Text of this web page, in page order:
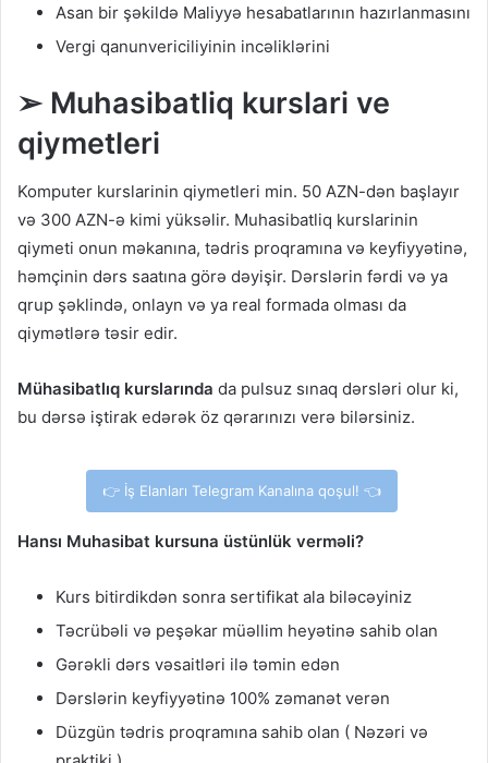
Asan bir şəkildə Maliyyə hesabatlarının hazırlanmasını
Vergi qanunvericiliyinin incəliklərini
➢ Muhasibatliq kurslari ve
qiymetleri
Komputer kurslarinin qiymetleri min. 50 AZN-dən başlayır
və 300 AZN-ə kimi yüksəlir. Muhasibatliq kurslarinin
qiymeti onun məkanına, tədris proqramına və keyfiyyətinə,
həmçinin dərs saatına görə dəyişir. Dərslərin fərdi və ya
qrup şəklində, onlayn və ya real formada olması da
qiymətlərə təsir edir.
Mühasibatlıq kurslarında da pulsuz sınaq dərsləri olur ki,
bu dərsə iştirak edərək öz qərarınızı verə bilərsiniz.
👉 İş Elanları Telegram Kanalına qoşul! 👈
Hansı Muhasibat kursuna üstünlük verməli?
Kurs bitirdikdən sonra sertifikat ala biləcəyiniz
Təcrübəli və peşəkar müəllim heyətinə sahib olan
Gərəkli dərs vəsaitləri ilə təmin edən
Dərslərin keyfiyyətinə 100% zəmanət verən
Düzgün tədris proqramına sahib olan ( Nəzəri və